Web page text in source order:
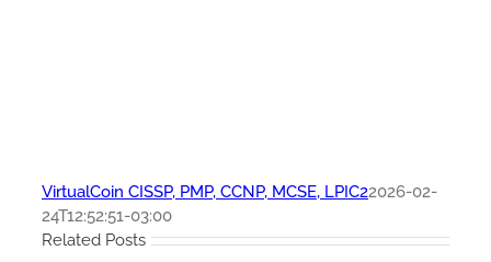
VirtualCoin CISSP, PMP, CCNP, MCSE, LPIC22026-02-
24T12:52:51-03:00
Related Posts